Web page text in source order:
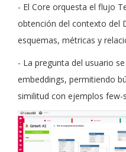
- El Core orquesta el flujo
obtención del contexto del
esquemas, métricas y
- La pregunta del usuario
embeddings, permitiendo
similitud con ejemplos